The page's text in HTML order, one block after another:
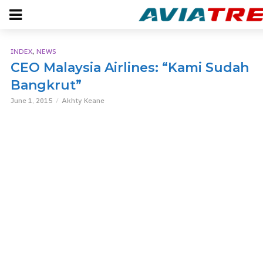
INDEX, NEWS
CEO Malaysia Airlines: “Kami Sudah
Bangkrut”
June 1, 2015 Akhty Keane